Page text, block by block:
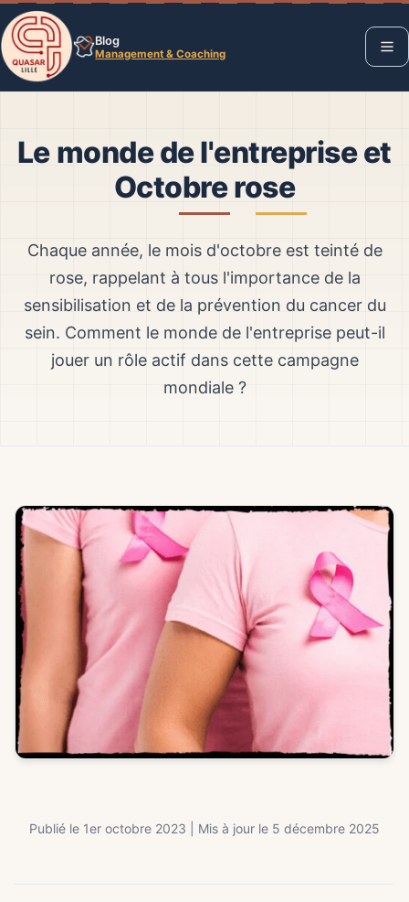
Blog
Management & Coaching
Le monde de l'entreprise et
Octobre rose
Chaque année, le mois d'octobre est teinté de
rose, rappelant à tous l'importance de la
sensibilisation et de la prévention du cancer du
sein. Comment le monde de l'entreprise peut-il
jouer un rôle actif dans cette campagne
mondiale ?
Publié le 1er octobre 2023 | Mis à jour le 5 décembre 2025